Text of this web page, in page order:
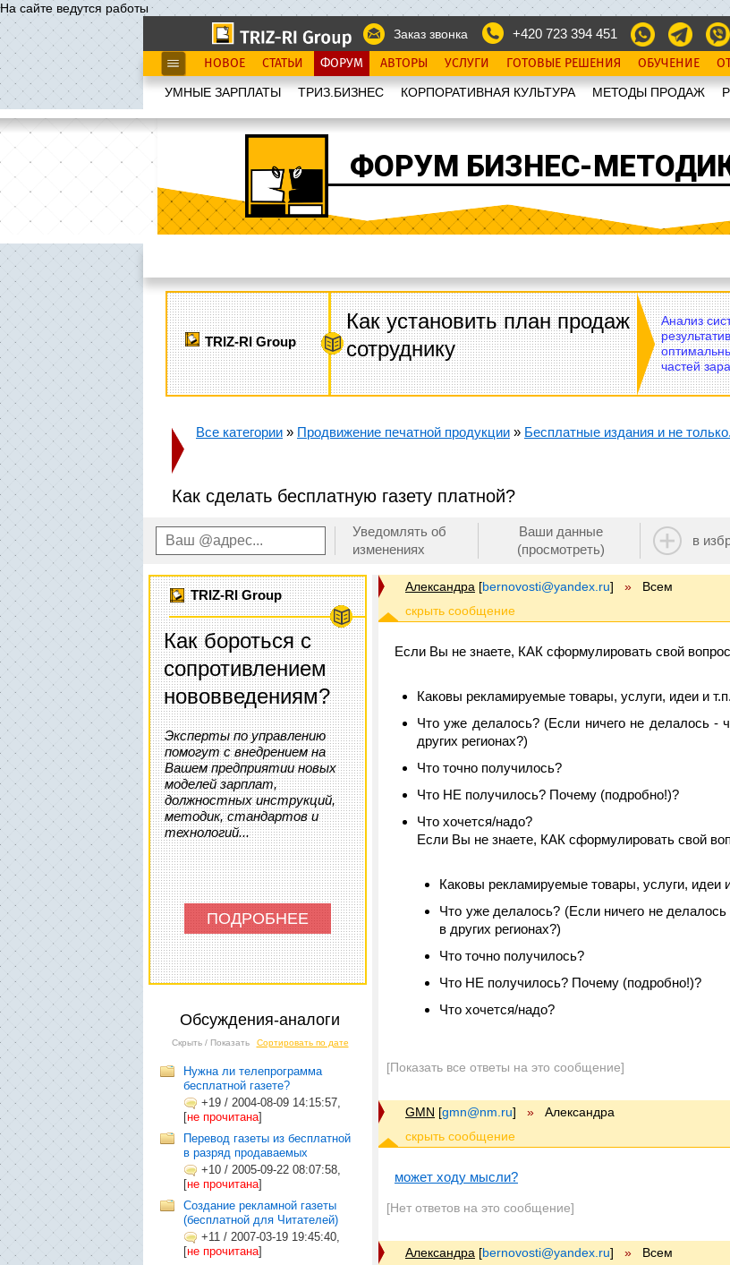
На сайте ведутся работы
Заказ звонка
+420 723 394 451
НОВОЕ СТАТЬИ ФОРУМ АВТОРЫ УСЛУГИ ГОТОВЫЕ РЕШЕНИЯ ОБУЧЕНИЕ
УМНЫЕ ЗАРПЛАТЫ ТРИЗ.БИЗНЕС КОРПОРАТИВНАЯ КУЛЬТУРА МЕТОДЫ ПРОДАЖ
ФОРУМ БИЗНЕС-МЕТОДИК
TRIZ-RI Group
Как установить план продаж
сотруднику
Анализ
частей
Все категории » Продвижение печатной продукции » Бесплатные издания и не
Как сделать бесплатную газету платной?
Уведомлять об
изменениях
Ваши данные
(просмотреть)
в
TRIZ-RI Group
Как бороться с
сопротивлением
нововведениям?
Эксперты по управлению
помогут с внедрением на
Вашем предприятии новых
моделей зарплат,
должностных инструкций,
методик, стандартов и
технологий...
ПОДРОБНЕЕ
Обсуждения-аналоги
Скрыть / Показать Сортировать по дате
Нужна ли телепрограмма
бесплатной газете?
+19 / 2004-08-09 14:15:57,
[не прочитана]
Перевод газеты из бесплатной
в разряд продаваемых
+10 / 2005-09-22 08:07:58,
[не прочитана]
Создание рекламной газеты
(бесплатной для Читателей)
+11 / 2007-03-19 19:45:40,
[не прочитана]
Александра [bernovosti@yandex.ru] » Всем
Если Вы не знаете, КАК сформулировать свой
Каковы рекламируемые товары, услуги, идеи и
Что уже делалось? (Если ничего не делалось -
других регионах?)
Что точно получилось?
Что НЕ получилось? Почему (подробно!)?
Что хочется/надо?
Если Вы не знаете, КАК сформулировать свой
Каковы рекламируемые товары, услуги, идеи
Что уже делалось? (Если ничего не
в других регионах?)
Что точно получилось?
Что НЕ получилось? Почему (подробно!)?
Что хочется/надо?
[Показать все ответы на это сообщение]
GMN [gmn@nm.ru] » Александра
может ходу мысли?
[Нет ответов на это сообщение]
Александра [bernovosti@yandex.ru] » Всем